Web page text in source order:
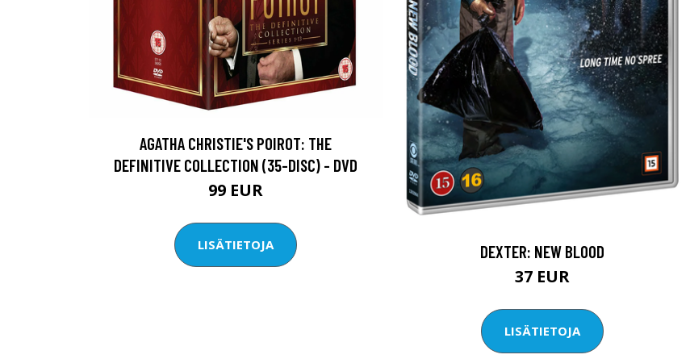
AGATHA CHRISTIE'S POIROT: THE
DEFINITIVE COLLECTION (35-DISC) - DVD
99 EUR
LISÄTIETOJA DEXTER: NEW BLOOD
37 EUR
LISÄTIETOJA